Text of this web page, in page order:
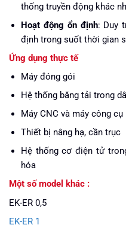
thống truyền động khác
Hoạt động ổn định: Duy
định trong suốt thời gian
Ứng dụng thực tế
Máy đóng gói
Hệ thống băng tải trong
Máy CNC và máy công cụ
Thiết bị nâng hạ, cần trục
Hệ thống cơ điện tử
hóa
Một số model khác :
EK-ER 0,5
EK-ER 1